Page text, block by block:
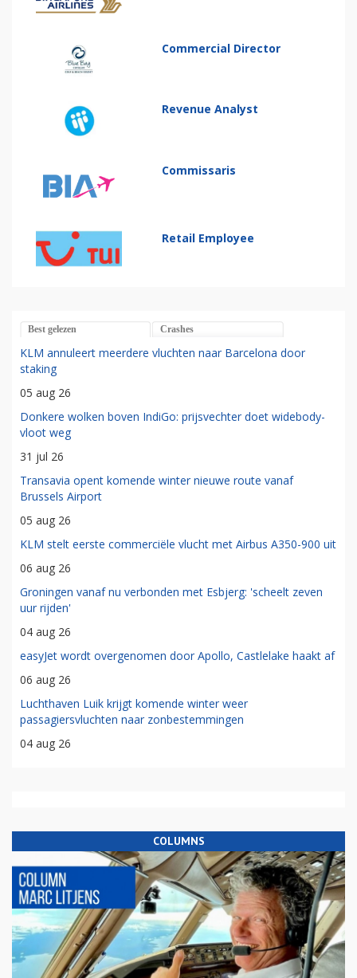
Commercial Director
Revenue Analyst
Commissaris
Retail Employee
Best gelezen Crashes
KLM annuleert meerdere vluchten naar Barcelona door
staking
05 aug 26
Donkere wolken boven IndiGo: prijsvechter doet widebody-
vloot weg
31 jul 26
Transavia opent komende winter nieuwe route vanaf
Brussels Airport
05 aug 26
KLM stelt eerste commerciële vlucht met Airbus A350-900 uit
06 aug 26
Groningen vanaf nu verbonden met Esbjerg: 'scheelt zeven
uur rijden'
04 aug 26
easyJet wordt overgenomen door Apollo, Castlelake haakt af
06 aug 26
Luchthaven Luik krijgt komende winter weer
passagiersvluchten naar zonbestemmingen
04 aug 26
COLUMNS